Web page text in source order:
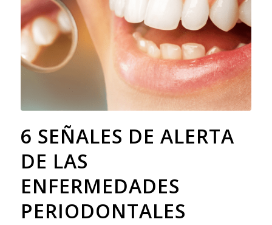
6 SEÑALES DE ALERTA
DE LAS
ENFERMEDADES
PERIODONTALES